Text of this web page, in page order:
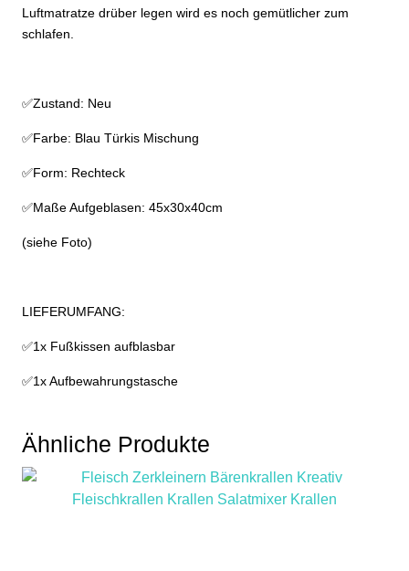
Luftmatratze drüber legen wird es noch gemütlicher zum
schlafen.
✅Zustand: Neu
✅Farbe: Blau Türkis Mischung
✅Form: Rechteck
✅Maße Aufgeblasen: 45x30x40cm
(siehe Foto)
LIEFERUMFANG:
✅1x Fußkissen aufblasbar
✅1x Aufbewahrungstasche
Ähnliche Produkte